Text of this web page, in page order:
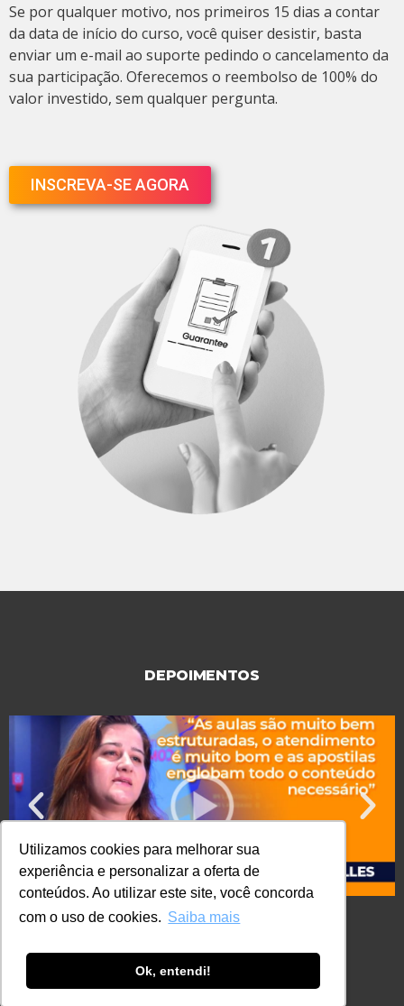
Utilizamos cookies para melhorar sua
experiência e personalizar a oferta de
conteúdos. Ao utilizar este site, você concorda
com o uso de cookies. Saiba mais
Ok, entendi!
Se por qualquer motivo, nos primeiros 15 dias a contar
da data de início do curso, você quiser desistir, basta
enviar um e-mail ao suporte pedindo o cancelamento da
sua participação. Oferecemos o reembolso de 100% do
valor investido, sem qualquer pergunta.
INSCREVA-SE AGORA
DEPOIMENTOS